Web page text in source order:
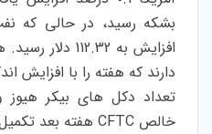
افزایش به
دارند که هفته را با افزایش
تعداد دکل های بیکر
خالص CFTC هفته بعد تکمیل می شود.